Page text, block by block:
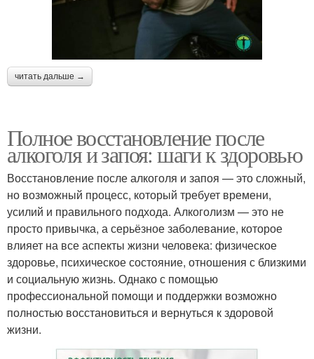
читать дальше →
Полное восстановление после
алкоголя и запоя: шаги к здоровью
Восстановление после алкоголя и запоя — это сложный,
но возможный процесс, который требует времени,
усилий и правильного подхода. Алкоголизм — это не
просто привычка, а серьёзное заболевание, которое
влияет на все аспекты жизни человека: физическое
здоровье, психическое состояние, отношения с близкими
и социальную жизнь. Однако с помощью
профессиональной помощи и поддержки возможно
полностью восстановиться и вернуться к здоровой
жизни.